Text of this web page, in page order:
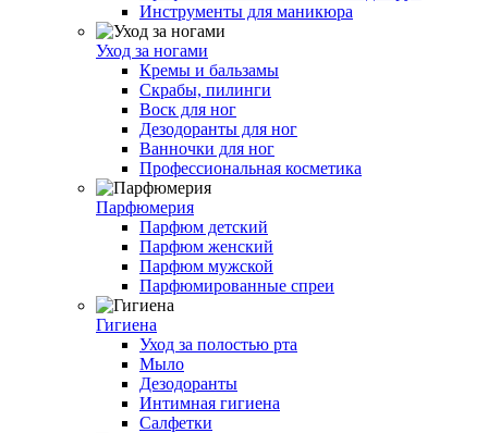
Инструменты для маникюра
Уход за ногами
Кремы и бальзамы
Скрабы, пилинги
Воск для ног
Дезодоранты для ног
Ванночки для ног
Профессиональная косметика
Парфюмерия
Парфюм детский
Парфюм женский
Парфюм мужской
Парфюмированные спреи
Гигиена
Уход за полостью рта
Мыло
Дезодоранты
Интимная гигиена
Салфетки